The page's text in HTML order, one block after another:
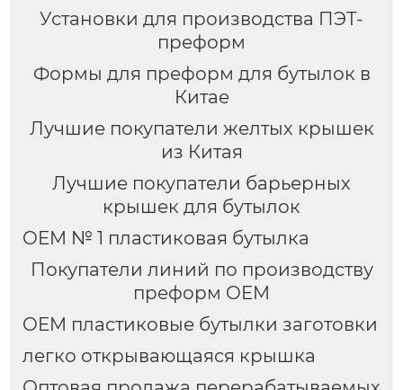
Установки для производства ПЭТ-
преформ
Формы для преформ для бутылок в
Китае
Лучшие покупатели желтых крышек
из Китая
Лучшие покупатели барьерных
крышек для бутылок
OEM № 1 пластиковая бутылка
Покупатели линий по производству
преформ OEM
OEM пластиковые бутылки заготовки
легко открывающаяся крышка